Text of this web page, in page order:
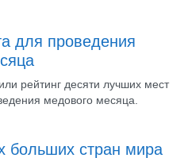
для проведения
рейтинг десяти лучших мест
медового месяца.
больших стран мира